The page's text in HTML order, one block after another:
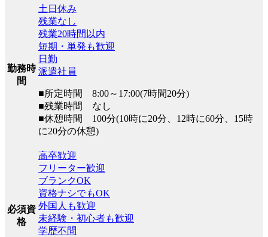
勤務時
間
土日休み
残業なし
残業20時間以内
短期・単発も歓迎
日勤
派遣社員
■所定時間 8:00～17:00(7時間20分)
■残業時間 なし
■休憩時間 100分(10時に20分、12時に60分、15時
に20分の休憩)
必須資
格
高卒歓迎
フリーター歓迎
ブランクOK
資格ナシでもOK
外国人も歓迎
未経験・初心者も歓迎
学歴不問